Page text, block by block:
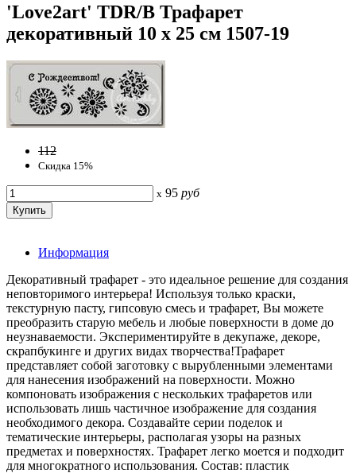
'Love2art' TDR/B Трафарет
декоративный 10 x 25 см 1507-19
112
Скидка 15%
x 95 руб
Информация
Декоративный трафарет - это идеальное решение для создания
неповторимого интерьера! Используя только краски,
текстурную пасту, гипсовую смесь и трафарет, Вы можете
преобразить старую мебель и любые поверхности в доме до
неузнаваемости. Экспериментируйте в декупаже, декоре,
скрапбукинге и других видах творчества!Трафарет
представляет собой заготовку с вырубленными элементами
для нанесения изображений на поверхности. Можно
компоновать изображения с нескольких трафаретов или
использовать лишь частичное изображение для создания
необходимого декора. Создавайте серии поделок и
тематические интерьеры, располагая узоры на разных
предметах и поверхностях. Трафарет легко моется и подходит
для многократного использования. Состав: пластик